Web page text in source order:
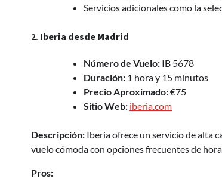
Servicios adicionales como la
2. Iberia desde Madrid
Número de Vuelo: IB 5678
Duración: 1 hora y 15 minutos
Precio Aproximado:€75
Sitio Web: iberia.com
Descripción: Iberia ofrece un servicio de alta
vuelo cómoda con opciones frecuentes de
Pros: